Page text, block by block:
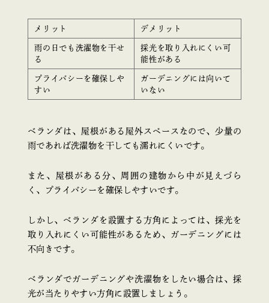
メリット デメリット
雨の日でも洗濯物を干せ
る
採光を取り入れにくい可
能性がある
プライバシーを確保しや
すい
ガーデニングには向いて
いない
ベランダは、屋根がある屋外スペースなので、少量の
雨であれば洗濯物を干しても濡れにくいです。
また、屋根がある分、周囲の建物から中が見えづら
く、プライバシーを確保しやすいです。
しかし、ベランダを設置する方角によっては、採光を
取り入れにくい可能性があるため、ガーデニングには
不向きです。
ベランダでガーデニングや洗濯物をしたい場合は、採
光が当たりやすい方角に設置しましょう。